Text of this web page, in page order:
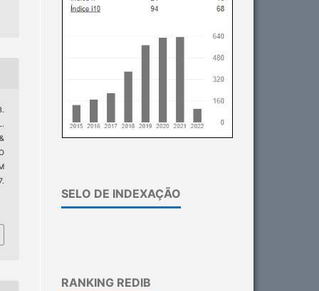
SELO DE INDEXAÇÃO
RANKING REDIB